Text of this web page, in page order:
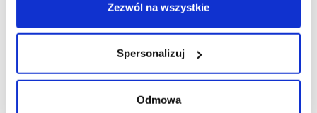
Zezwól na wszystkie
Spersonalizuj
Odmowa
rząd